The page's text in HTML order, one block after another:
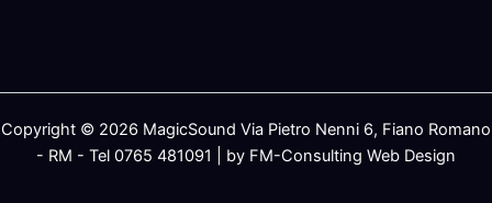
Copyright © 2026 MagicSound Via Pietro Nenni 6, Fiano Romano
- RM - Tel 0765 481091 | by FM-Consulting Web Design